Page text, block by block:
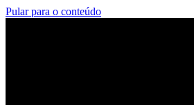
Pular para o conteúdo